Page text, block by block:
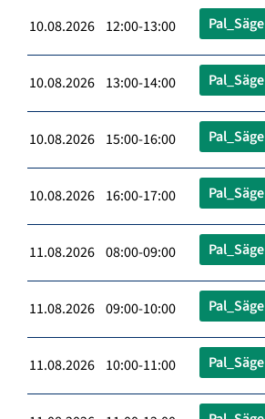
10.08.2026 12:00-13:00 Pal_Säge
10.08.2026 13:00-14:00 Pal_Säge
10.08.2026 15:00-16:00 Pal_Säge
10.08.2026 16:00-17:00 Pal_Säge
11.08.2026 08:00-09:00 Pal_Säge
11.08.2026 09:00-10:00 Pal_Säge
11.08.2026 10:00-11:00 Pal_Säge